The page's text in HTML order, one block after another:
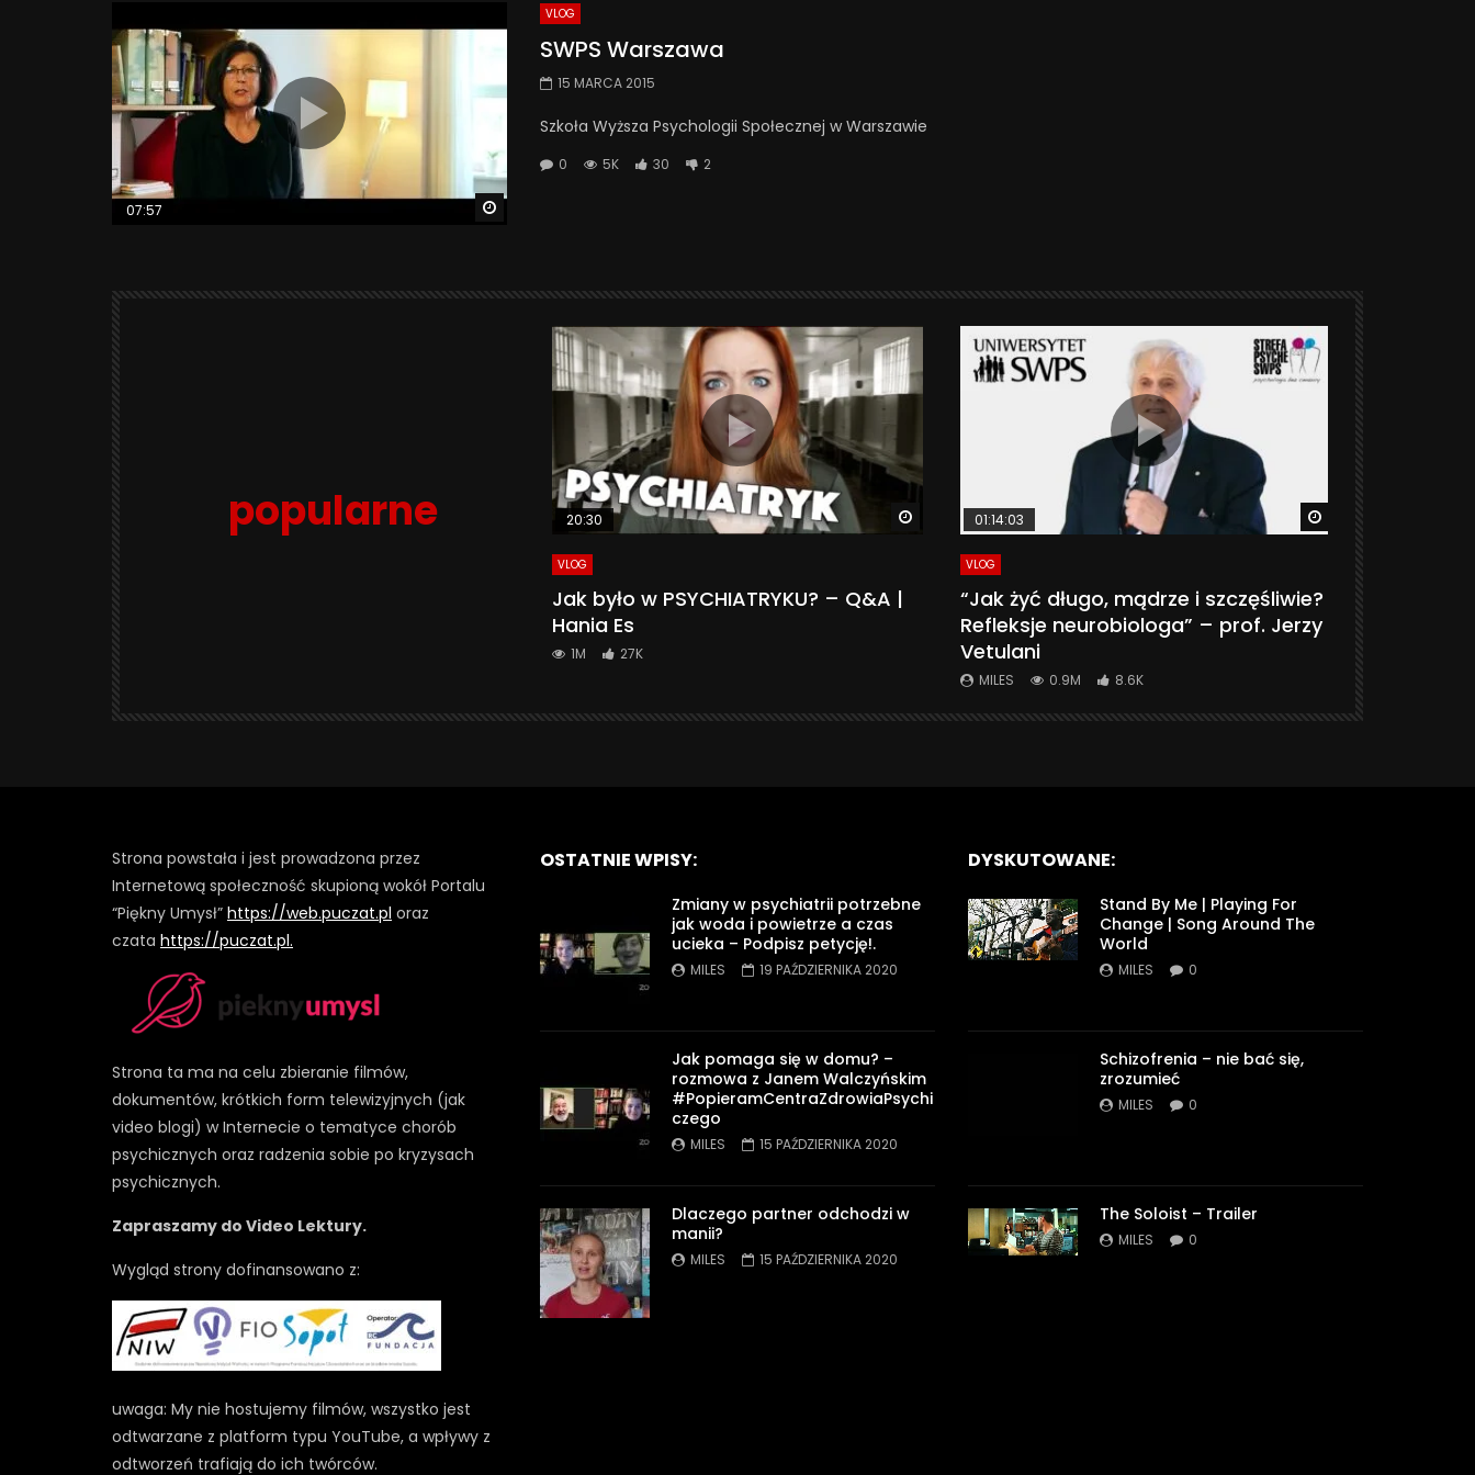
07:57
VLOG
SWPS Warszawa
15 MARCA 2015
Szkoła Wyższa Psychologii Społecznej w Warszawie
0 5K 30 2
popularne Watch Later
20:30
VLOG
Jak było w PSYCHIATRYKU? – Q&A |
Hania Es
1M 27K
Watch Later
01:14:03
VLOG
“Jak żyć długo, mądrze i szczęśliwie?
Refleksje neurobiologa” – prof. Jerzy
Vetulani
MILES 0.9M 8.6K
Strona powstała i jest prowadzona przez
Internetową społeczność skupioną wokół Portalu
“Piękny Umysł” https://web.puczat.pl oraz
czata https://puczat.pl.
Strona ta ma na celu zbieranie filmów,
dokumentów, krótkich form telewizyjnych (jak
video blogi) w Internecie o tematyce chorób
psychicznych oraz radzenia sobie po kryzysach
psychicznych.
Zapraszamy do Video Lektury.
Wygląd strony dofinansowano z:
uwaga: My nie hostujemy filmów, wszystko jest
odtwarzane z platform typu YouTube, a wpływy z
odtworzeń trafiają do ich twórców.
OSTATNIE WPISY:
Zmiany w psychiatrii potrzebne
jak woda i powietrze a czas
ucieka – Podpisz petycję!.
MILES 19 PAŹDZIERNIKA 2020
Jak pomaga się w domu? –
rozmowa z Janem Walczyńskim
#PopieramCentraZdrowiaPsychi
czego
MILES 15 PAŹDZIERNIKA 2020
Dlaczego partner odchodzi w
manii?
MILES 15 PAŹDZIERNIKA 2020
DYSKUTOWANE:
Stand By Me | Playing For
Change | Song Around The
World
MILES 0
Schizofrenia – nie bać się,
zrozumieć
MILES 0
The Soloist – Trailer
MILES 0